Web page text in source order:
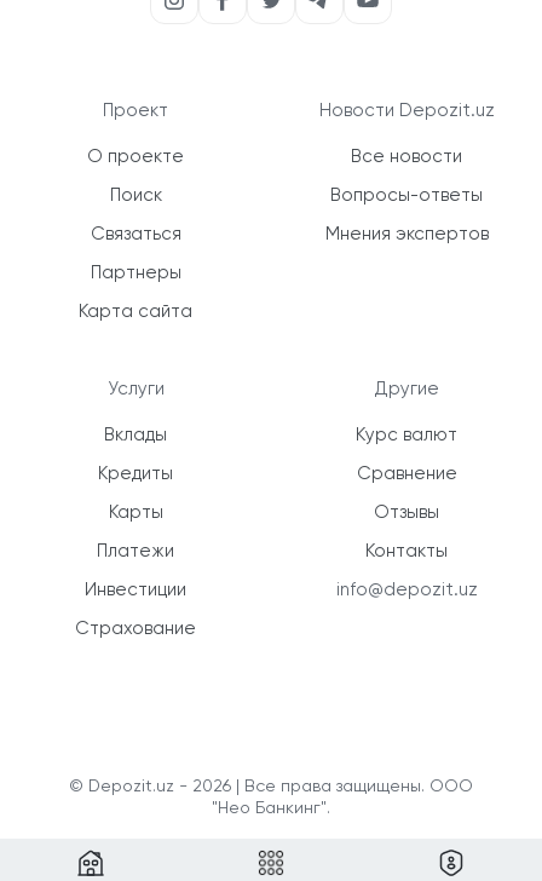
Проект
О проекте
Поиск
Связаться
Партнеры
Карта сайта
Услуги
Вклады
Кредиты
Карты
Платежи
Инвестиции
Страхование
Новости Depozit.uz
Все новости
Вопросы-ответы
Мнения экспертов
Другие
Курс валют
Сравнение
Отзывы
Контакты
info@depozit.uz
© Depozit.uz - 2026 | Все права защищены. ООО
"Нео Банкинг".